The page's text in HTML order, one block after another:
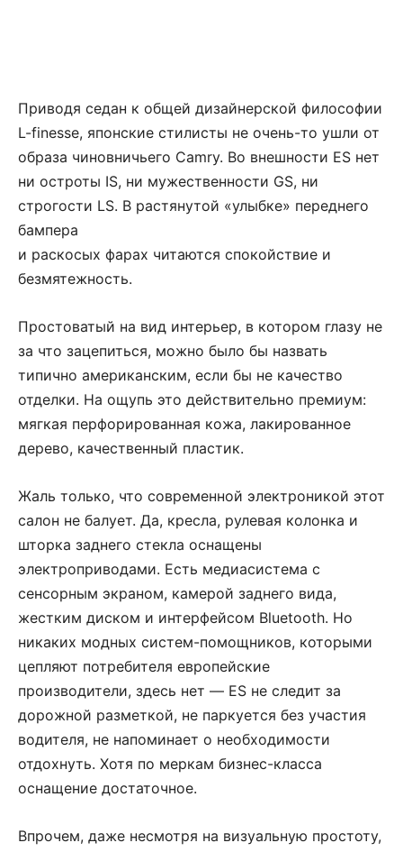
Приводя седан к общей дизайнерской философии
L-finesse, японские стилисты не очень-то ушли от
образа чиновничьего Camry. Во внешности ES нет
ни остроты IS, ни мужественности GS, ни
строгости LS. В растянутой «улыбке» переднего
бампера
и раскосых фарах читаются спокойствие и
безмятежность.
Простоватый на вид интерьер, в котором глазу не
за что зацепиться, можно было бы назвать
типично американским, если бы не качество
отделки. На ощупь это действительно премиум:
мягкая перфорированная кожа, лакированное
дерево, качественный пластик.
Жаль только, что современной электроникой этот
салон не балует. Да, кресла, рулевая колонка и
шторка заднего стекла оснащены
электроприводами. Есть медиасистема с
сенсорным экраном, камерой заднего вида,
жестким диском и интерфейсом Bluetooth. Но
никаких модных систем-помощников, которыми
цепляют потребителя европейские
производители, здесь нет — ES не следит за
дорожной разметкой, не паркуется без участия
водителя, не напоминает о необходимости
отдохнуть. Хотя по меркам бизнес-класса
оснащение достаточное.
Впрочем, даже несмотря на визуальную простоту,